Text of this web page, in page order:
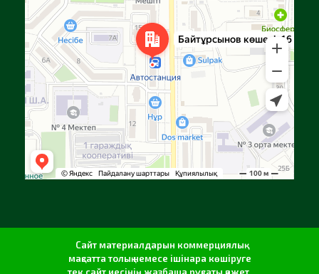
Сайт материалдарын коммерциялық
мақсатта толық немесе ішінара көшіруге